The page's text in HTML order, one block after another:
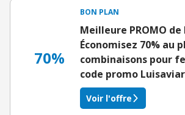
70%
BON PLAN
Meilleure PROMO de
Économisez 70% au
combinaisons pour
code promo
Voir l'offre